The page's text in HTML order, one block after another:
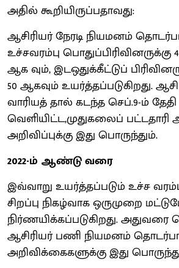
அதில் கூறியிருப்பதாவது:
ஆசிரியர் நேரடி நியமனம்
உச்சவரம்பு பொதுப்பிரிவினருக்கு
ஆக வும், இடஒதுக்கீட்டுப்
50 ஆகவும் உயர்த்தப்படுகிறது.
வாரியத் தால் கடந்த செப்.9-ம் தேதி
வெளியிட்ட,முதுகலைப் பட்டதாரி
அறிவிப்புக்கு இது பொருந்தும்.
2022-ம் ஆண்டு வரை
இவ்வாறு உயர்த்தப்படும் உச்ச வரம்பு
சிறப்பு நிகழ்வாக ஒருமுறை
நிர்ணயிக்கப்படுகிறது. அதுவரை
ஆசிரியர் பணி நியமனம்
அறிவிக்கைகளுக்கு இது